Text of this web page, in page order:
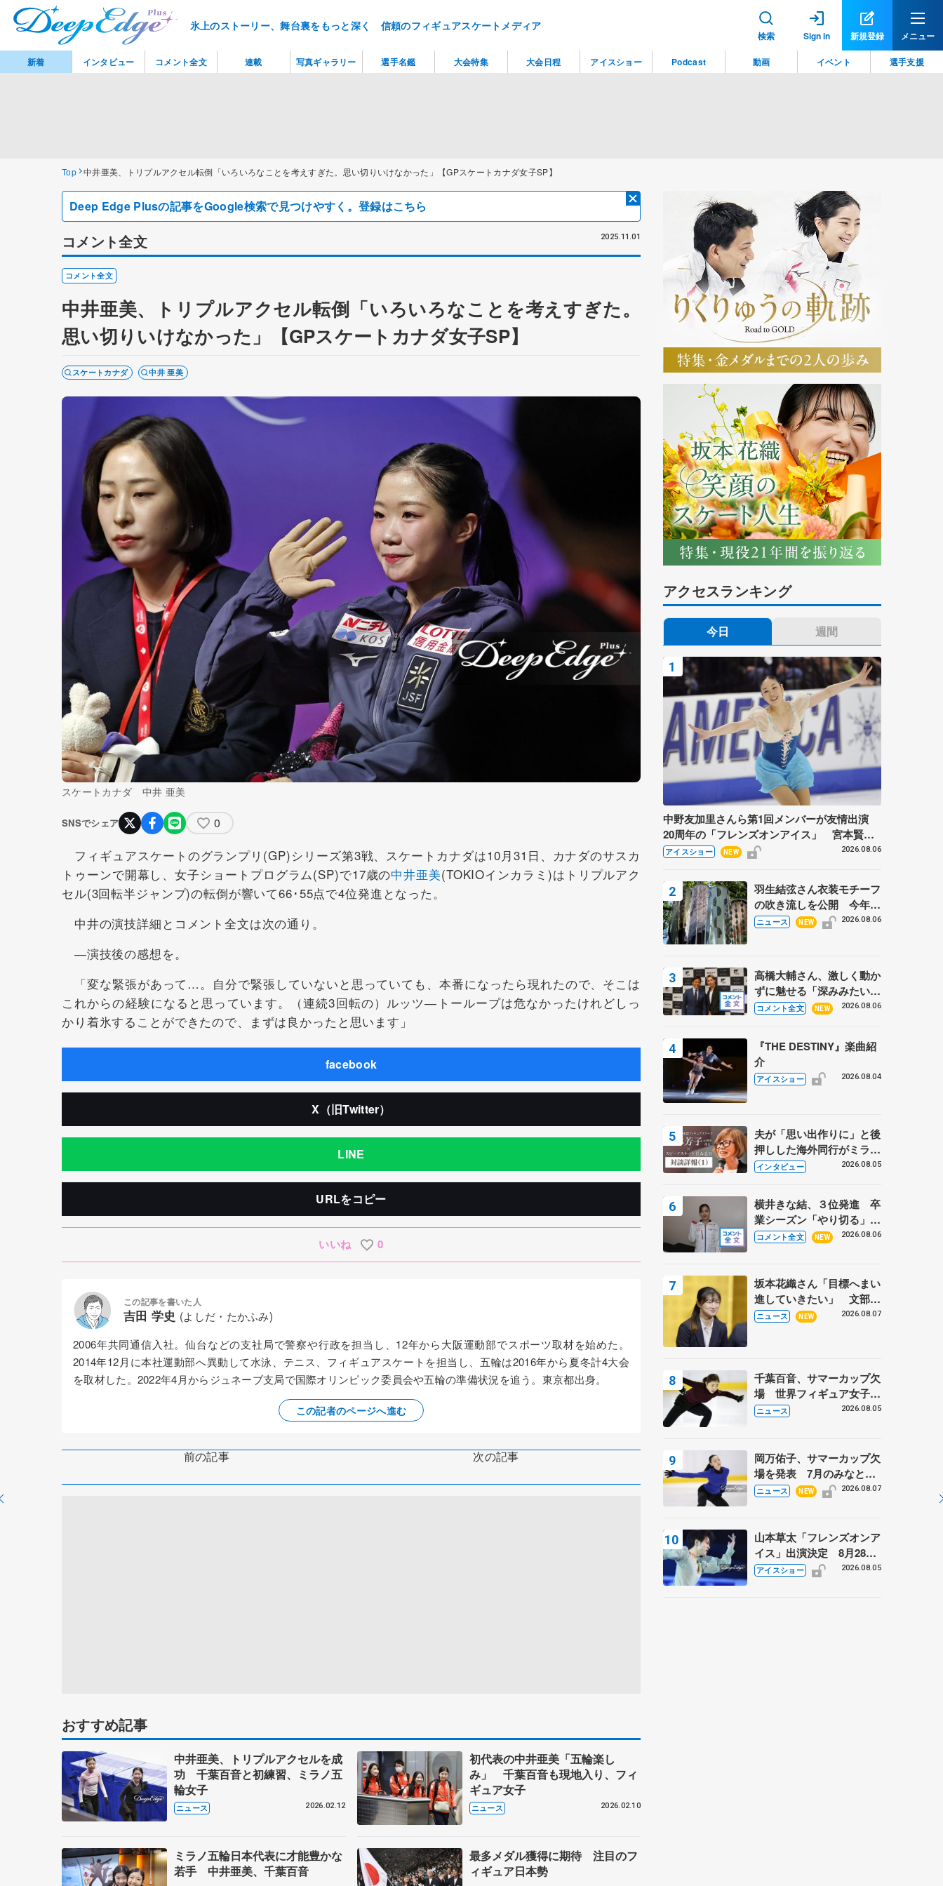
氷上のストーリー、舞台裏をもっと深く 信頼のフィギュアスケートメディア
検索 Sign in 新規登録 メニュー
Top 中井亜美、トリプルアクセル転倒「いろいろなことを考えすぎた。思い切りいけなかった」【GPスケートカナダ女子SP】
Deep Edge Plusの記事をGoogle検索で見つけやすく。登録はこちら
コメント全文 2025.11.01
コメント全文
中井亜美、トリプルアクセル転倒「いろいろなことを考えすぎた。
思い切りいけなかった」【GPスケートカナダ女子SP】
スケートカナダ 中井 亜美
スケートカナダ 中井 亜美
SNSでシェア 0
フィギュアスケートのグランプリ(GP)シリーズ第3戦、スケートカナダは10月31日、カナダのサスカ
トゥーンで開幕し、女子ショートプログラム(SP)で17歳の中井亜美(TOKIOインカラミ)はトリプルアク
セル(3回転半ジャンプ)の転倒が響いて66･55点で4位発進となった。
中井の演技詳細とコメント全文は次の通り。
―演技後の感想を。
「変な緊張があって…。自分で緊張していないと思っていても、本番になったら現れたので、そこは
これからの経験になると思っています。（連続3回転の）ルッツ―トーループは危なかったけれどしっ
かり着氷することができたので、まずは良かったと思います」
facebook
X（旧Twitter）
LINE
URLをコピー
いいね 0
この記事を書いた人
吉田 学史 (よしだ・たかふみ)
2006年共同通信入社。仙台などの支社局で警察や行政を担当し、12年から大阪運動部でスポーツ取材を始めた。
2014年12月に本社運動部へ異動して水泳、テニス、フィギュアスケートを担当し、五輪は2016年から夏冬計4大会
を取材した。2022年4月からジュネーブ支局で国際オリンピック委員会や五輪の準備状況を追う。東京都出身。
この記者のページへ進む
前の記事 次の記事
おすすめ記事
中井亜美、トリプルアクセルを成
功 千葉百音と初練習、ミラノ五
輪女子
ニュース 2026.02.12
初代表の中井亜美「五輪楽し
み」 千葉百音も現地入り、フィ
ギュア女子
ニュース 2026.02.10
ミラノ五輪日本代表に才能豊かな
若手 中井亜美、千葉百音
最多メダル獲得に期待 注目のフ
ィギュア日本勢
アクセスランキング
今日 週間
中野友加里さんら第1回メンバーが友情出演
20周年の「フレンズオンアイス」 宮本賢二
さん、有川梨絵さん、田村岳斗さんも
アイスショー NEW 2026.08.06
羽生結弦さん衣装モチーフ
の吹き流しを公開 今年は
「春よ、来い」、仙台の瑞
ニュース NEW 2026.08.06
高橋大輔さん、激しく動か
ずに魅せる「深みみたいな
ものは出てきている？」
あい
コメント全文 NEW 2026.08.06
『THE DESTINY』楽曲紹
介
アイスショー 2026.08.04
夫が「思い出作りに」と後
押しした海外同行がミラノ
まで… 繁華街のリンクで
に 小林芳子さんが振り返
るスケート人生
インタビュー 2026.08.05
横井きな結、３位発進 卒
業シーズン「やり切る」
【みなとアクルス杯SP】
コメント全文 NEW 2026.08.06
坂本花織さん「目標へまい
進していきたい」 文部科
学省スポーツ表彰式で代表
ニュース NEW 2026.08.07
千葉百音、サマーカップ欠
場 世界フィギュア女子2
位
ニュース 2026.08.05
岡万佑子、サマーカップ欠
場を発表 7月のみなとア
クルス杯は腰痛の影響で
ニュース NEW 2026.08.07
山本草太「フレンズオンア
イス」出演決定 8月28日
（金）2公演のみ 荒川静
アイスショー 2026.08.05
新着 インタビュー コメント全文 連載 写真ギャラリー 選手名鑑 大会特集 大会日程 アイスショー Podcast 動画 イベント 選手支援